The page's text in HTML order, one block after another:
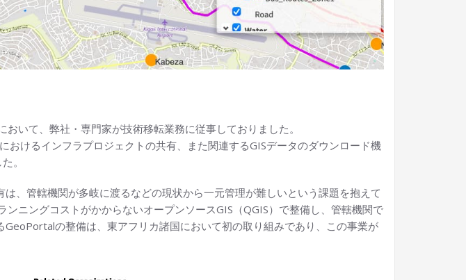
いて、弊社・専門家が技術移転業務に従事しておりました。
けるインフラプロジェクトの共有、また関連するGISデータのダウンロード機
。
、管轄機関が多岐に渡るなどの現状から一元管理が難しいという課題を抱えて
ニングコストがかからないオープンソースGIS（QGIS）で整備し、管轄機関で
の整備は、東アフリカ諸国において初の取り組みであり、この事業が